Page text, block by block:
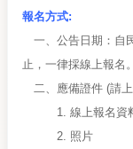
報名方式:
一、公告日期：自
止，一律採線上報名。
二、應備證件 (請
1. 線上報名資
2. 照片